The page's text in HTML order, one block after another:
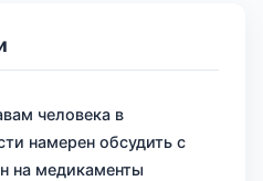
человека в
намерен обсудить с
на медикаменты